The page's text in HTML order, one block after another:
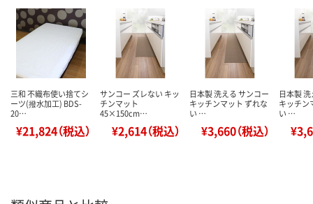
三和 不織布使い捨てシ
ーツ(撥水加工) BDS-
20…
¥21,824（税込）
サンコー ズレない キッ
チンマット
45×150cm…
¥2,614（税込）
日本製 洗える サンコー
キッチンマット ずれな
い …
¥3,660（税込）
日本製
キッチン
い …